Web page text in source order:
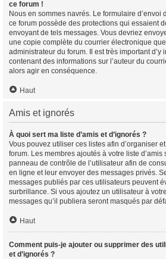
ce forum !
Nous en sommes navrés. Le formulaire d’envoi
ce forum possède des protections qui essaient
envoyant de tels messages. Vous devriez
une copie complète du courrier électronique
administrateur du forum. Il est très important d’y
contenant des informations sur l’auteur du
alors agir en conséquence.
Haut
Amis et ignorés
À quoi sert ma liste d’amis et d’ignorés ?
Vous pouvez utiliser ces listes afin d’organiser
forum. Les membres ajoutés à votre liste d’amis
panneau de contrôle de l’utilisateur afin de
en ligne et leur envoyer des messages privés.
messages publiés par ces utilisateurs peuvent
surbrillance. Si vous ajoutez un utilisateur à
messages qu’il publiera seront masqués par
Haut
Comment puis-je ajouter ou supprimer des
et d’ignorés ?